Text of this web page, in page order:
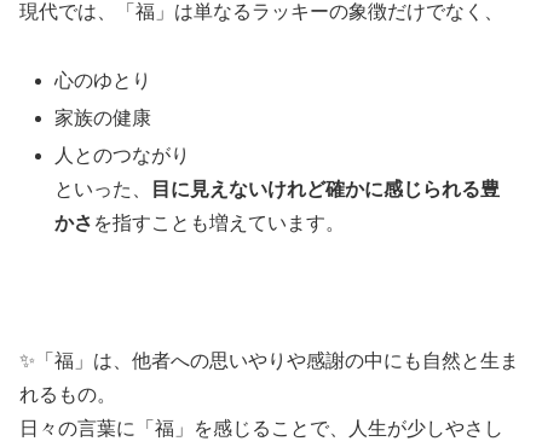
現代では、「福」は単なるラッキーの象徴だけでなく、
心のゆとり
家族の健康
人とのつながり
といった、
目に見えないけれど確かに感じられる豊
かさ を指すことも増えています。
✨「福」は、他者への思いやりや感謝の中にも自然と生ま
れるもの。
日々の言葉に「福」を感じることで、人生が少しやさし